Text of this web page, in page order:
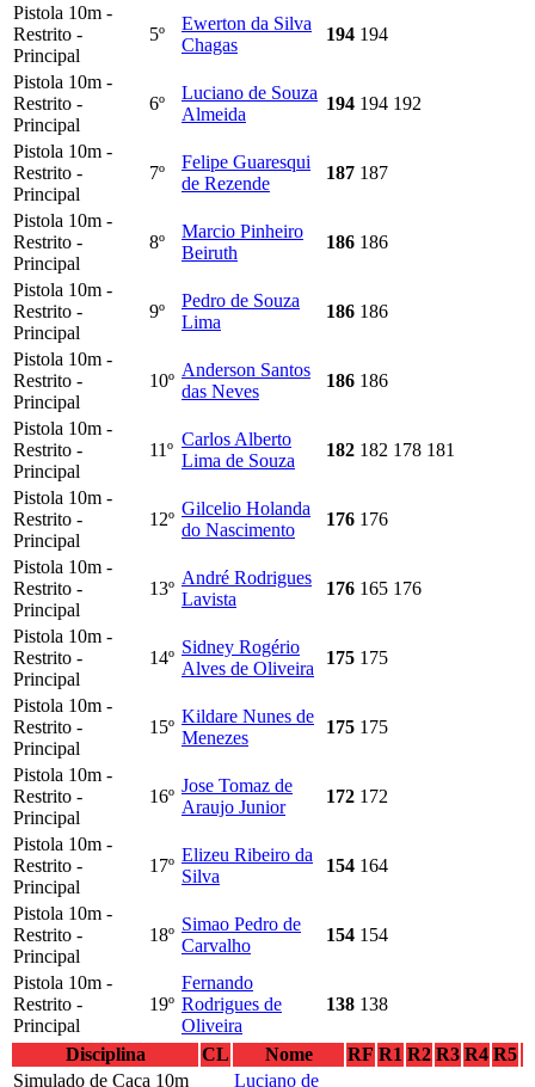
Pistola 10m -
Restrito -
Principal
5º
Ewerton da Silva
Chagas
194 194
Pistola 10m -
Restrito -
Principal
6º
Luciano de Souza
Almeida
194 194 192
Pistola 10m -
Restrito -
Principal
7º
Felipe Guaresqui
de Rezende
187 187
Pistola 10m -
Restrito -
Principal
8º
Marcio Pinheiro
Beiruth
186 186
Pistola 10m -
Restrito -
Principal
9º
Pedro de Souza
Lima
186 186
Pistola 10m -
Restrito -
Principal
10º
Anderson Santos
das Neves
186 186
Pistola 10m -
Restrito -
Principal
11º
Carlos Alberto
Lima de Souza
182 182 178 181
Pistola 10m -
Restrito -
Principal
12º
Gilcelio Holanda
do Nascimento
176 176
Pistola 10m -
Restrito -
Principal
13º
André Rodrigues
Lavista
176 165 176
Pistola 10m -
Restrito -
Principal
14º
Sidney Rogério
Alves de Oliveira
175 175
Pistola 10m -
Restrito -
Principal
15º
Kildare Nunes de
Menezes
175 175
Pistola 10m -
Restrito -
Principal
16º
Jose Tomaz de
Araujo Junior
172 172
Pistola 10m -
Restrito -
Principal
17º
Elizeu Ribeiro da
Silva
154 164
Pistola 10m -
Restrito -
Principal
18º
Simao Pedro de
Carvalho
154 154
Pistola 10m -
Restrito -
Principal
19º
Fernando
Rodrigues de
Oliveira
138 138
Disciplina CL Nome RF R1 R2 R3 R4 R5
Simulado de Caça 10m
Luciano de